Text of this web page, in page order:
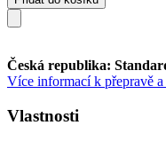
Česká republika:
Více informací k přepravě
Vlastnosti